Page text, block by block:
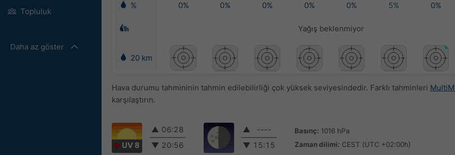
Topluluk
Daha az göster
%
0% 0% 0% 0% 0% 5% 0%
Yağış beklenmiyor
20 km
Hava durumu tahmininin tahmin edilebilirliği çok yüksek seviyesindedir. Farklı tahminleri
karşılaştırın.
UV 8
▲ 06:28
▼ 20:56
▲
----
▼ 15:15
Basınç: 1016 hPa
Zaman dilimi: CEST (UTC +02:00h)